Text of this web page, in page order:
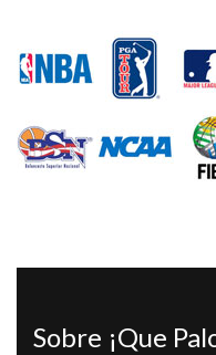
Sobre ¡Que